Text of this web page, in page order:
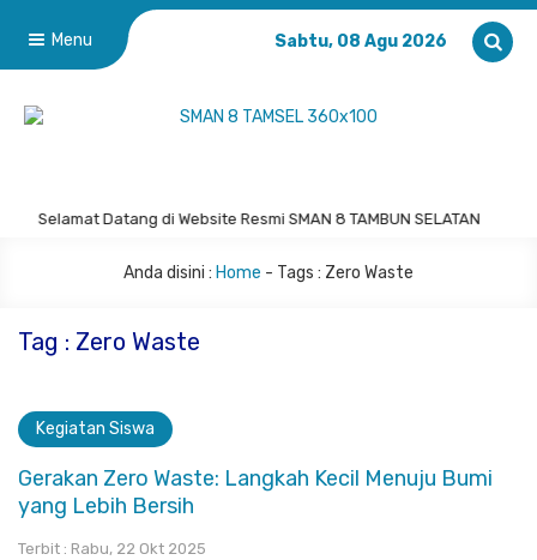
Menu Sabtu, 08 Agu 2026
Selamat Datang di Website Resmi SMAN 8 TAMBUN SELATAN
Anda disini : Home - Tags : Zero Waste
Tag : Zero Waste
Kegiatan Siswa
Gerakan Zero Waste: Langkah Kecil Menuju Bumi
yang Lebih Bersih
Terbit : Rabu, 22 Okt 2025